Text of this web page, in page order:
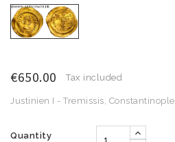
€650.00 Tax included
Justinien I - Tremissis, Constantinople
Quantity